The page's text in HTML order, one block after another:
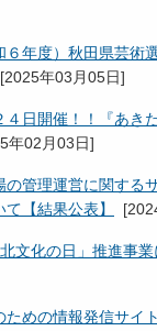
６年度）秋田県芸術
[2025年03月05日]
４日開催！！『あき
年02月03日]
の管理運営に関する
【結果公表】
[
文化の日」推進事業
ための情報発信サイ